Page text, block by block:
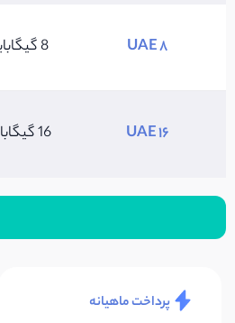
UAE 8 8 گیگابایت
UAE 16 16 گیگابایت
پرداخت ماهیانه